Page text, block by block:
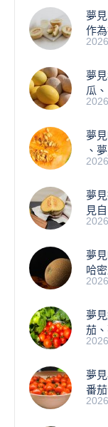
夢
作
夢
瓜
夢
、
夢
見
夢
哈
夢
茄
夢
番